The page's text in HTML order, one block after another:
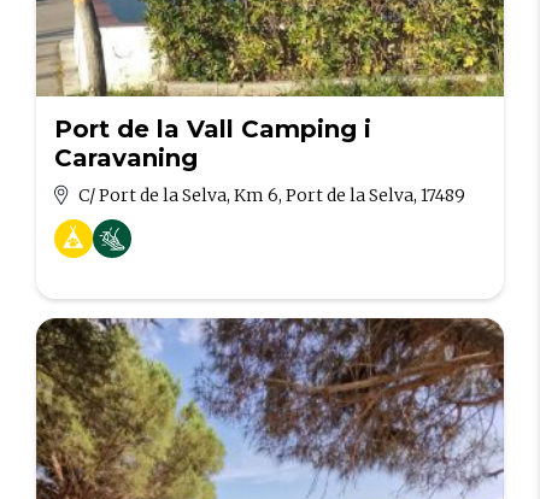
Port de la Vall Camping i
Caravaning
C/ Port de la Selva, Km 6, Port de la Selva, 17489